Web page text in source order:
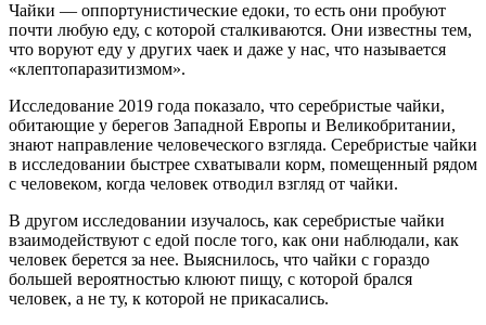
Чайки — оппортунистические едоки, то есть они пробуют
почти любую еду, с которой сталкиваются. Они известны тем,
что воруют еду у других чаек и даже у нас, что называется
«клептопаразитизмом».
Исследование 2019 года показало, что серебристые чайки,
обитающие у берегов Западной Европы и Великобритании,
знают направление человеческого взгляда. Серебристые чайки
в исследовании быстрее схватывали корм, помещенный рядом
с человеком, когда человек отводил взгляд от чайки.
В другом исследовании изучалось, как серебристые чайки
взаимодействуют с едой после того, как они наблюдали, как
человек берется за нее. Выяснилось, что чайки с гораздо
большей вероятностью клюют пищу, с которой брался
человек, а не ту, к которой не прикасались.